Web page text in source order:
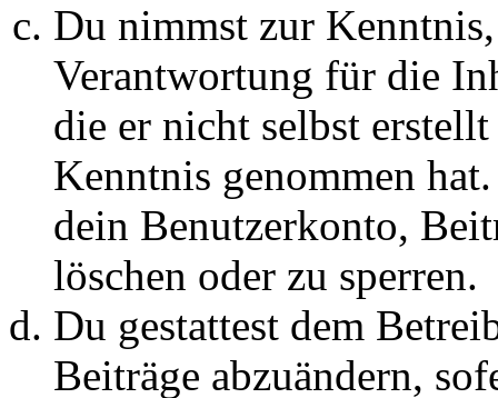
Du nimmst zur
Verantwortung für die
die er nicht selbst
Kenntnis genommen
dein Benutzerkonto,
löschen oder zu sperren.
Du gestattest dem
Beiträge abzuändern,